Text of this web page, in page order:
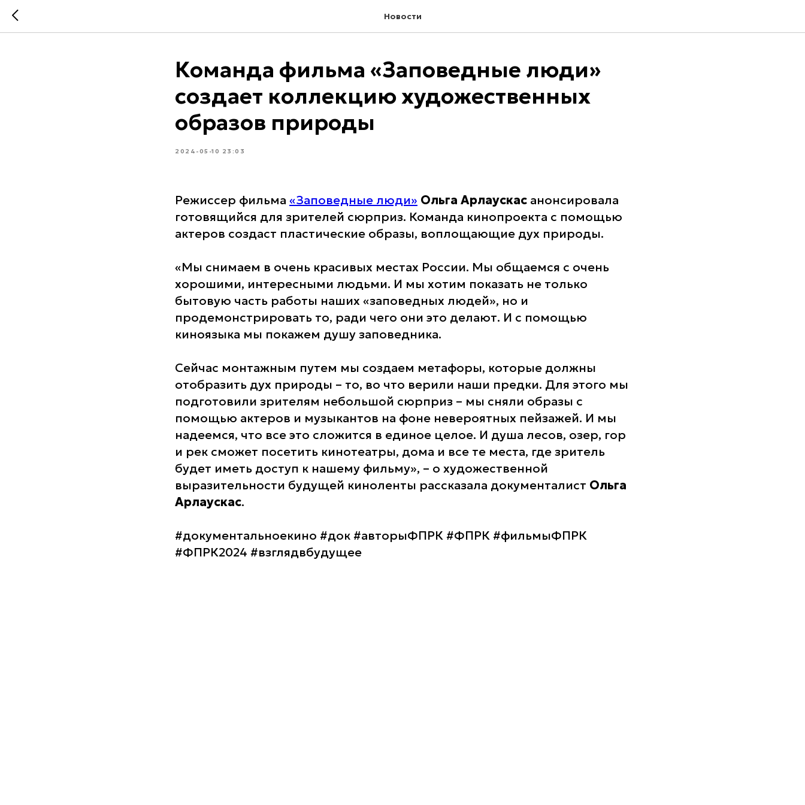
Новости
Команда фильма «Заповедные люди»
создает коллекцию художественных
образов природы
2024-05-10 23:03
Режиссер фильма «Заповедные люди» Ольга Арлаускас анонсировала
готовящийся для зрителей сюрприз. Команда кинопроекта с помощью
актеров создаст пластические образы, воплощающие дух природы.
«Мы снимаем в очень красивых местах России. Мы общаемся с очень
хорошими, интересными людьми. И мы хотим показать не только
бытовую часть работы наших «заповедных людей», но и
продемонстрировать то, ради чего они это делают. И с помощью
киноязыка мы покажем душу заповедника.
Сейчас монтажным путем мы создаем метафоры, которые должны
отобразить дух природы – то, во что верили наши предки. Для этого мы
подготовили зрителям небольшой сюрприз – мы сняли образы с
помощью актеров и музыкантов на фоне невероятных пейзажей. И мы
надеемся, что все это сложится в единое целое. И душа лесов, озер, гор
и рек сможет посетить кинотеатры, дома и все те места, где зритель
будет иметь доступ к нашему фильму», – о художественной
выразительности будущей киноленты рассказала документалист Ольга
Арлаускас.
#документальноекино #док #авторыФПРК #ФПРК #фильмыФПРК
#ФПРК2024 #взглядвбудущее